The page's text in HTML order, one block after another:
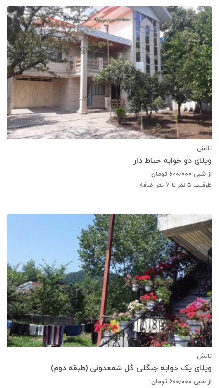
تالش
ویلای دو خوابه حیاط دار
از شبی ۶۰۰٫۰۰۰ تومان
ظرفیت 5 نفر تا 7 نفر اضافه
تالش
ویلای یک خوابه جنگلی گل شمعدونی (طبقه دوم)
از شبی ۶۰۰٫۰۰۰ تومان